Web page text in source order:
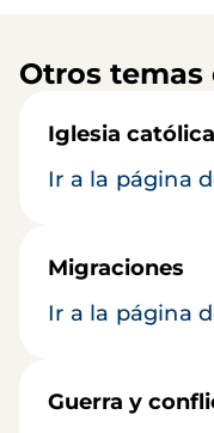
Otros
Iglesia católica
Ir a la página
Migraciones
Ir a la página
Guerra y